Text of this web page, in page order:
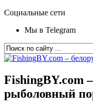
Социальные сети
Мы в Telegram
FishingBY.com
рыболовный